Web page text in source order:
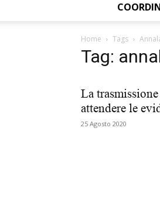
Home Tags
Tag:
La
attendere le
25 Agosto 2020